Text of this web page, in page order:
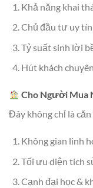
Khả năng khai
Chủ đầu tư uy
Tỷ suất sinh lời
Hút khách
Cho Người Mua
Đây không chỉ là
Không gian linh
Tối ưu diện tích
Cạnh đại học &